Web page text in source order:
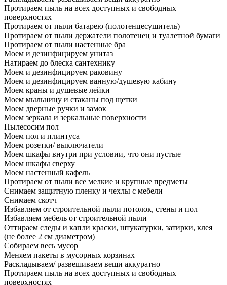
Протираем пыль на всех доступных и свободных
поверхностях
Протираем от пыли батарею (полотенцесушитель)
Протираем от пыли держатели полотенец и туалетной бумаги
Протираем от пыли настенные бра
Моем и дезинфицируем унитаз
Натираем до блеска сантехнику
Моем и дезинфицируем раковину
Моем и дезинфицируем ванную/душевую кабину
Моем краны и душевые лейки
Моем мыльницу и стаканы под щетки
Моем дверные ручки и замок
Моем зеркала и зеркальные поверхности
Пылесосим пол
Моем пол и плинтуса
Моем розетки/ выключатели
Моем шкафы внутри при условии, что они пустые
Моем шкафы сверху
Моем настенный кафель
Протираем от пыли все мелкие и крупные предметы
Снимаем защитную пленку и чехлы с мебели
Снимаем скотч
Избавляем от строительной пыли потолок, стены и пол
Избавляем мебель от строительной пыли
Оттираем следы и капли краски, штукатурки, затирки, клея
(не более 2 см диаметром)
Собираем весь мусор
Меняем пакеты в мусорных корзинах
Раскладываем/ развешиваем вещи аккуратно
Протираем пыль на всех доступных и свободных
поверхностях